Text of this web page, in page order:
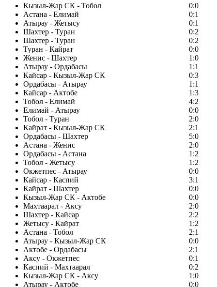
Кызыл-Жар СК - Тобол
0:0
Астана - Елимай
0:1
Атырау - Жетысу
0:1
Шахтер - Туран
0:2
Шахтер - Туран
0:2
Туран - Кайрат
0:0
Женис - Шахтер
1:0
Атырау - Ордабасы
1:1
Кайсар - Кызыл-Жар СК
0:3
Ордабасы - Атырау
1:1
Кайсар - Актобе
1:3
Тобол - Елимай
4:2
Елимай - Атырау
0:0
Тобол - Туран
2:0
Кайрат - Кызыл-Жар СК
2:1
Ордабасы - Шахтер
5:0
Астана - Женис
2:0
Ордабасы - Астана
1:2
Тобол - Жетысу
1:2
Окжетпес - Атырау
0:0
Кайсар - Каспий
3:1
Кайрат - Шахтер
0:0
Кызыл-Жар СК - Актобе
0:0
Махтаарал - Аксу
2:0
Шахтер - Кайсар
2:2
Жетысу - Кайрат
1:2
Астана - Тобол
2:1
Атырау - Кызыл-Жар СК
0:0
Актобе - Ордабасы
2:1
Аксу - Окжетпес
0:1
Каспий - Махтаарал
0:2
Кызыл-Жар СК - Аксу
1:0
Атырау - Актобе
0:0